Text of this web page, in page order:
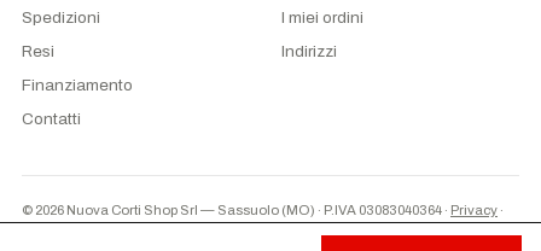
Spedizioni
Resi
Finanziamento
Contatti
I miei ordini
Indirizzi
© 2026 Nuova Corti Shop Srl — Sassuolo (MO) · P.IVA 03083040364 · Privacy ·